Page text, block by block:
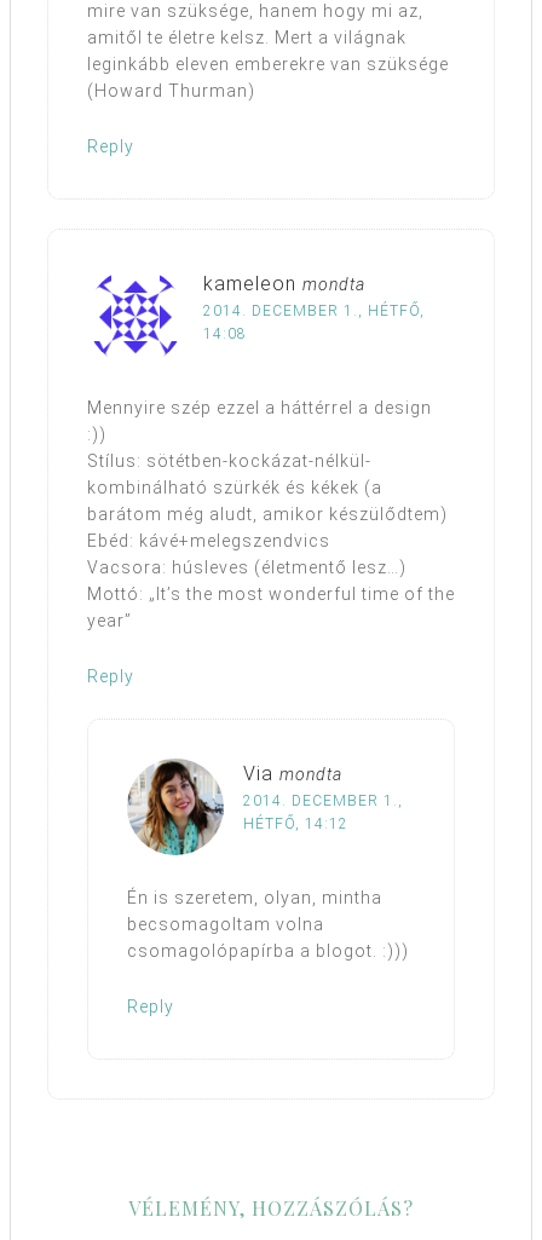
mire van szüksége, hanem hogy mi az,
amitől te életre kelsz. Mert a világnak
leginkább eleven emberekre van szüksége
(Howard Thurman)
Reply
kameleon mondta
2014. DECEMBER 1., HÉTFŐ,
14:08
Mennyire szép ezzel a háttérrel a design
:))
Stílus: sötétben-kockázat-nélkül-
kombinálható szürkék és kékek (a
barátom még aludt, amikor készülődtem)
Ebéd: kávé+melegszendvics
Vacsora: húsleves (életmentő lesz…)
Mottó: „It’s the most wonderful time of the
year”
Reply
Via mondta
2014. DECEMBER 1.,
HÉTFŐ, 14:12
Én is szeretem, olyan, mintha
becsomagoltam volna
csomagolópapírba a blogot. :)))
Reply
VÉLEMÉNY, HOZZÁSZÓLÁS?